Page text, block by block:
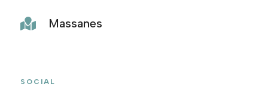
 Massanes
SOCIAL